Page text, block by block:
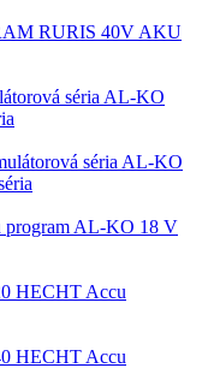
RURIS 40V AKU
AL-KO
AL-KO
AL-KO 18 V
HECHT Accu
HECHT Accu